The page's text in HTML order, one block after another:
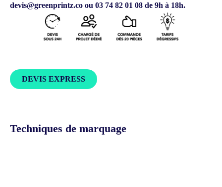
devis@greenprintz.co ou 03 74 82 01 08 de 9h à 18h.
DEVIS EXPRESS
Techniques de marquage